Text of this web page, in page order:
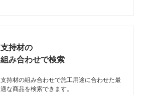
支持材の
組み合わせで検索
支持材の組み合わせで施工用途に合わせた最
適な商品を検索できます。